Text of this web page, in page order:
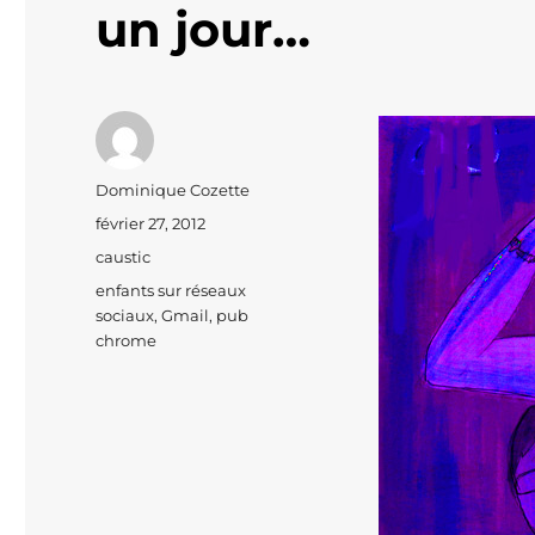
un jour…
Auteur
Dominique Cozette
Publié
février 27, 2012
Catégories
caustic
Étiquettes
enfants sur réseaux
sociaux,Gmail, pub
chrome